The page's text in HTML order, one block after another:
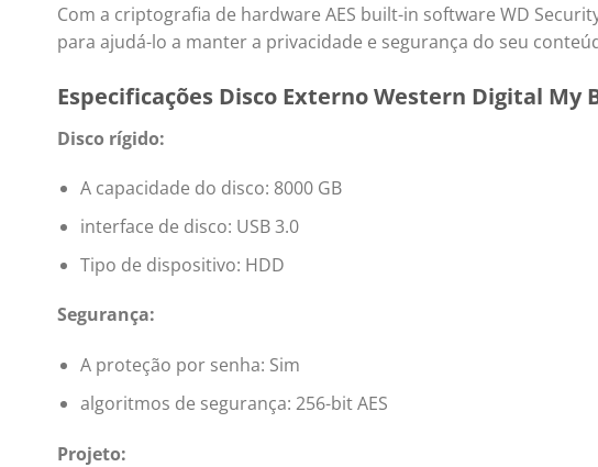
Com a criptografia de hardware AES built-in software WD
para ajudá-lo a manter a privacidade e segurança do seu
Especificações Disco Externo Western Digital My
Disco rígido:
A capacidade do disco: 8000 GB
interface de disco: USB 3.0
Tipo de dispositivo: HDD
Segurança:
A proteção por senha: Sim
algoritmos de segurança: 256-bit AES
Projeto: